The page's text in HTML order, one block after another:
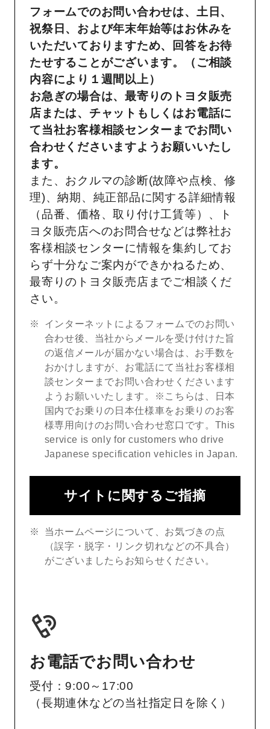
フォームでのお問い合わせは、土日、
祝祭日、および年末年始等はお休みを
いただいておりますため、回答をお待
たせすることがございます。（ご相談
内容により１週間以上）
お急ぎの場合は、最寄りのトヨタ販売
店または、チャットもしくはお電話に
て当社お客様相談センターまでお問い
合わせくださいますようお願いいたし
ます。
また、おクルマの診断(故障や点検、修
理)、納期、純正部品に関する詳細情報
（品番、価格、取り付け工賃等）、ト
ヨタ販売店へのお問合せなどは弊社お
客様相談センターに情報を集約してお
らず十分なご案内ができかねるため、
最寄りのトヨタ販売店までご相談くだ
さい。
インターネットによるフォームでのお問い
合わせ後、当社からメールを受け付けた旨
の返信メールが届かない場合は、お手数を
おかけしますが、お電話にて当社お客様相
談センターまでお問い合わせくださいます
ようお願いいたします。※こちらは、日本
国内でお乗りの日本仕様車をお乗りのお客
様専用向けのお問い合わせ窓口です。This
service is only for customers who drive
Japanese specification vehicles in Japan.
サイトに関するご指摘
当ホームページについて、お気づきの点
（誤字・脱字・リンク切れなどの不具合）
がございましたらお知らせください。
お電話でお問い合わせ
受付：9:00～17:00
（長期連休などの当社指定日を除く）